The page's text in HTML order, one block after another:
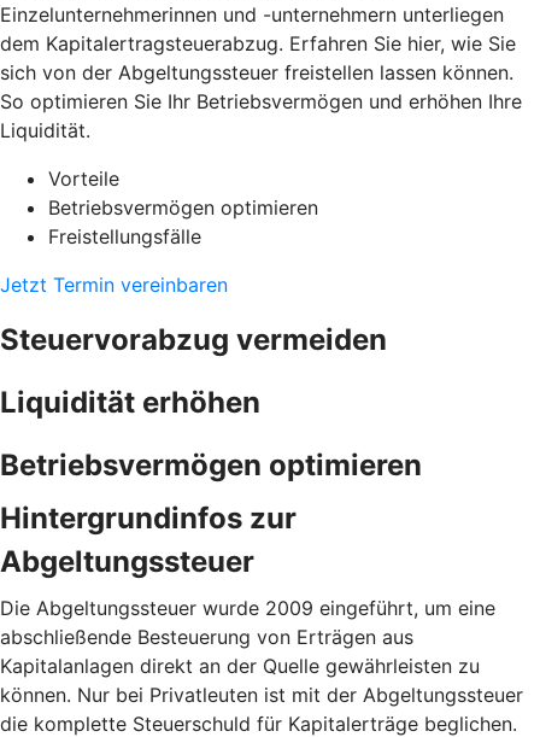
Einzelunternehmerinnen und -unternehmern unterliegen
dem Kapitalertragsteuerabzug. Erfahren Sie hier, wie Sie
sich von der Abgeltungssteuer freistellen lassen können.
So optimieren Sie Ihr Betriebsvermögen und erhöhen Ihre
Liquidität.
Vorteile
Betriebsvermögen optimieren
Freistellungsfälle
Jetzt Termin vereinbaren
Steuervorabzug vermeiden
Liquidität erhöhen
Betriebsvermögen optimieren
Hintergrundinfos zur
Abgeltungssteuer
Die Abgeltungssteuer wurde 2009 eingeführt, um eine
abschließende Besteuerung von Erträgen aus
Kapitalanlagen direkt an der Quelle gewährleisten zu
können. Nur bei Privatleuten ist mit der Abgeltungssteuer
die komplette Steuerschuld für Kapitalerträge beglichen.